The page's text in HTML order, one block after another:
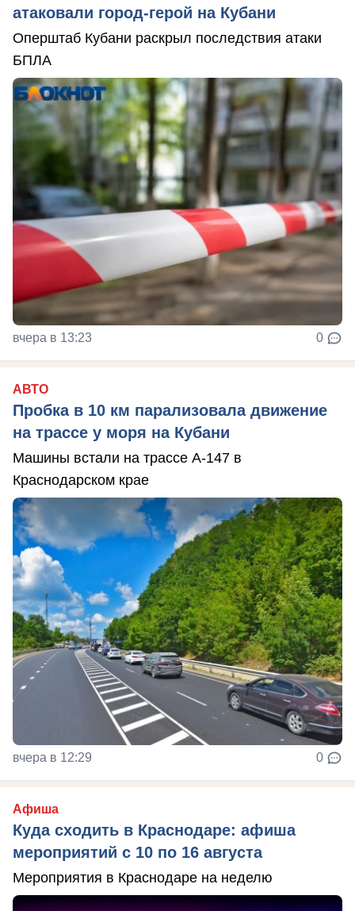
атаковали город-герой на Кубани
Оперштаб Кубани раскрыл последствия атаки
БПЛА
вчера в 13:23 0
АВТО
Пробка в 10 км парализовала движение
на трассе у моря на Кубани
Машины встали на трассе А-147 в
Краснодарском крае
вчера в 12:29 0
Афиша
Куда сходить в Краснодаре: афиша
мероприятий с 10 по 16 августа
Мероприятия в Краснодаре на неделю